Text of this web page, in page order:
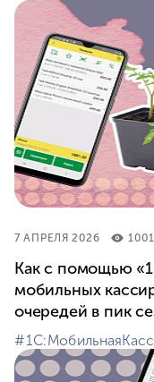
7 АПРЕЛЯ 2026 1001
Как с помощью
мобильных
очередей в пик